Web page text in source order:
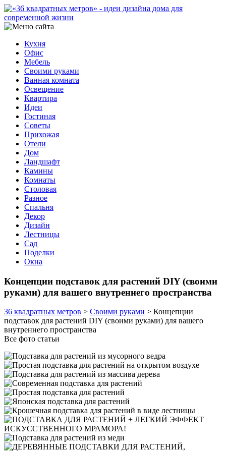
Кухня
Офис
Мебель
Своими руками
Ванная комната
Освещение
Квартира
Идеи
Гостиная
Советы
Прихожая
Отели
Дом
Ландшафт
Камины
Комнаты
Столовая
Разное
Спальня
Декор
Дизайн
Лестницы
Сад
Поделки
Окна
Концепции подставок для растений DIY (своими
руками) для вашего внутреннего пространства
36 квадратных метров > Своими руками > Концепции
подставок для растений DIY (своими руками) для вашего
внутреннего пространства
Все фото статьи